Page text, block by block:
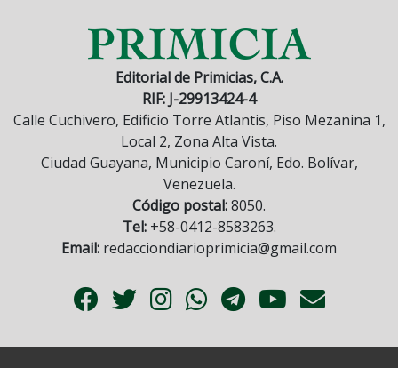
Editorial de Primicias, C.A.
RIF: J-29913424-4
Calle Cuchivero, Edificio Torre Atlantis, Piso Mezanina 1,
Local 2, Zona Alta Vista.
Ciudad Guayana, Municipio Caroní, Edo. Bolívar,
Venezuela.
Código postal:8050.
Tel:+58-0412-8583263.
Email: redacciondiarioprimicia@gmail.com